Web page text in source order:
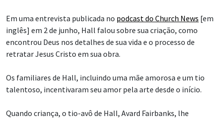
Em uma entrevista publicada no podcast do Church News [em
inglês] em 2 de junho, Hall falou sobre sua criação, como
encontrou Deus nos detalhes de sua vida e o processo de
retratar Jesus Cristo em sua obra.
Os familiares de Hall, incluindo uma mãe amorosa e um tio
talentoso, incentivaram seu amor pela arte desde o início.
Quando criança, o tio-avô de Hall, Avard Fairbanks, lhe